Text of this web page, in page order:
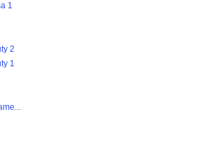
1
2
1